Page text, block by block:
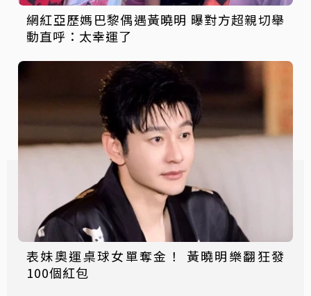
網紅亞歷媽巴黎偶遇黃曉明 曝對方超親切舉
動直呼：太幸運了
表妹奧運桌球女單奪金！ 黃曉明樂翻狂發
100個紅包